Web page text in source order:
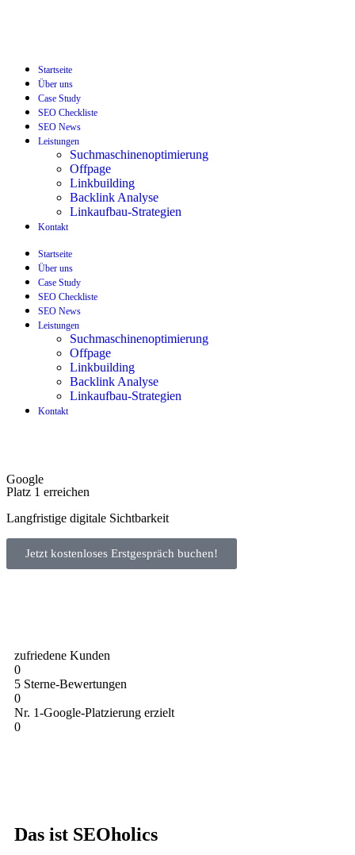
Startseite
Über uns
Case Study
SEO Checkliste
SEO News
Leistungen
Suchmaschinenoptimierung
Offpage
Linkbuilding
Backlink Analyse
Linkaufbau-Strategien
Kontakt
Startseite
Über uns
Case Study
SEO Checkliste
SEO News
Leistungen
Suchmaschinenoptimierung
Offpage
Linkbuilding
Backlink Analyse
Linkaufbau-Strategien
Kontakt
Google
Platz 1 erreichen
Langfristige digitale Sichtbarkeit
Jetzt kostenloses Erstgespräch buchen!
zufriedene Kunden
0
5 Sterne-Bewertungen
0
Nr. 1-Google-Platzierung erzielt
0
Das ist SEOholics